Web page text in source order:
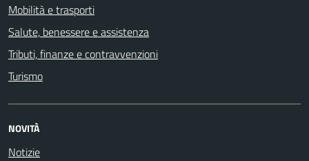
Mobilità e trasporti
Salute, benessere e assistenza
Tributi, finanze e contravvenzioni
Turismo
NOVITÀ
Notizie